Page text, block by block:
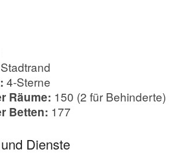
Stadtrand
4-Sterne
Räume: 150 (2 für Behinderte)
Betten: 177
Dienste